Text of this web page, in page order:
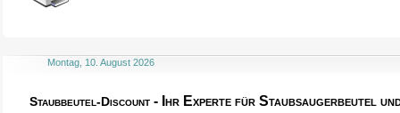
Montag, 10. August 2026
Staubbeutel-Discount - Ihr Experte für Staubsaugerbeutel